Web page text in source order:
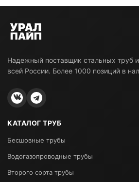
Надежный поставщик стальных труб
всей России. Более 1000 позиций в
КАТАЛОГ ТРУБ
Бесшовные трубы
Водогазопроводные трубы
Второго сорта трубы